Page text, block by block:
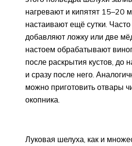
нагревают и кипятят 15–20
настаивают ещё сутки. Часто
добавляют ложку или две
настоем обрабатывают
после раскрытия кустов, до
и сразу после него.
можно приготовить отвары
окопника.
Луковая шелуха, как и